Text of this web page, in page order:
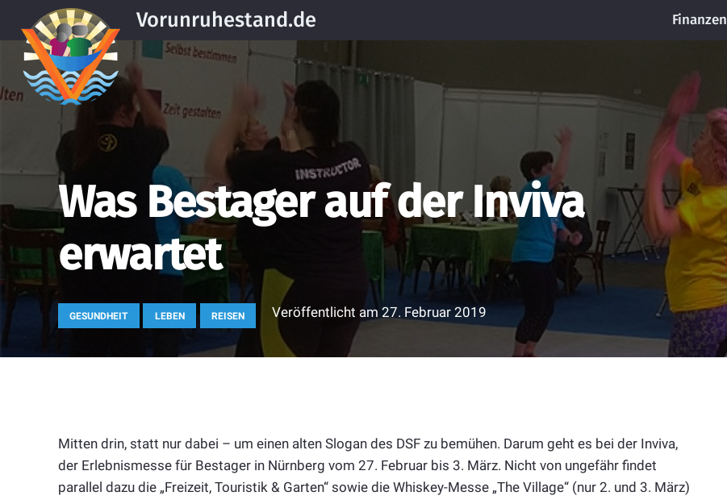
Vorunruhestand.de Finanzen
Was Bestager auf der Inviva
erwartet
GESUNDHEIT LEBEN REISEN Veröffentlicht am27. Februar 2019
Mitten drin, statt nur dabei – um einen alten Slogan des DSF zu bemühen. Darum geht es bei der Inviva,
der Erlebnismesse für Bestager in Nürnberg vom 27. Februar bis 3. März. Nicht von ungefähr findet
parallel dazu die „Freizeit, Touristik & Garten“ sowie die Whiskey-Messe „The Village“ (nur 2. und 3. März)